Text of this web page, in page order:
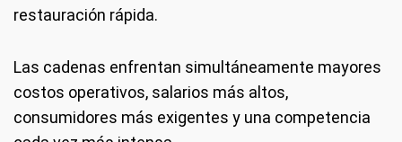
restauración rápida.
Las cadenas enfrentan simultáneamente mayores
costos operativos, salarios más altos,
consumidores más exigentes y una competencia